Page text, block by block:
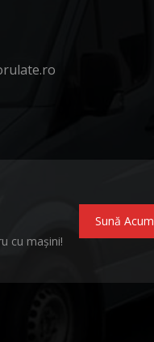
cu mașini!
Sună Acum